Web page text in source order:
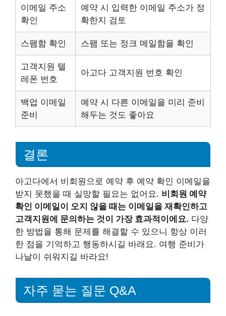
이메일 주소
확인
예약 시 입력한 이메일 주소가 정
확한지 검토
스팸함 확인 스팸 또는 정크 메일함을 확인
고객지원 텔
레폰 번호
아고다 고객지원 번호 확인
백업 이메일
준비
예약 시 다른 이메일을 미리 준비
해두는 것도 좋아요
결론
아고다에서 비회원으로 예약 후 예약 확인 이메일을
받지 못했을 때 실망할 필요는 없어요. 비회원 예약
확인 이메일이 오지 않을 때는 이메일을 재확인하고
고객지원에 문의하는 것이 가장 효과적이에요. 다양
한 방법을 통해 문제를 해결할 수 있으니 항상 이러
한 점을 기억하고 행동하시길 바래요. 여행 준비가
나날이 쉬워지길 바라요!
자주 묻는 질문 Q&A